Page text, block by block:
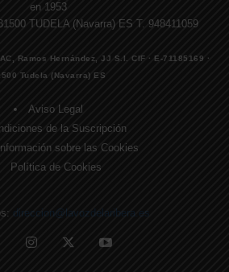
en 1953
TUDELA (Navarra) ES T. 948411059
Ramos Hernández, JJ S.I. CIF · E-71185169 ·
Tudela (Navarra) ES
Aviso Legal
de la Suscripción
sobre las Cookies
Política de Cookies
direccion@lavozdelaribera.es